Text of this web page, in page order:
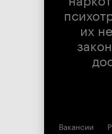
их
Вакансии